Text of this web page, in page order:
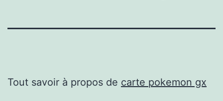
Tout savoir à propos de carte pokemon gx